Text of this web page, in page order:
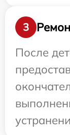
3
После